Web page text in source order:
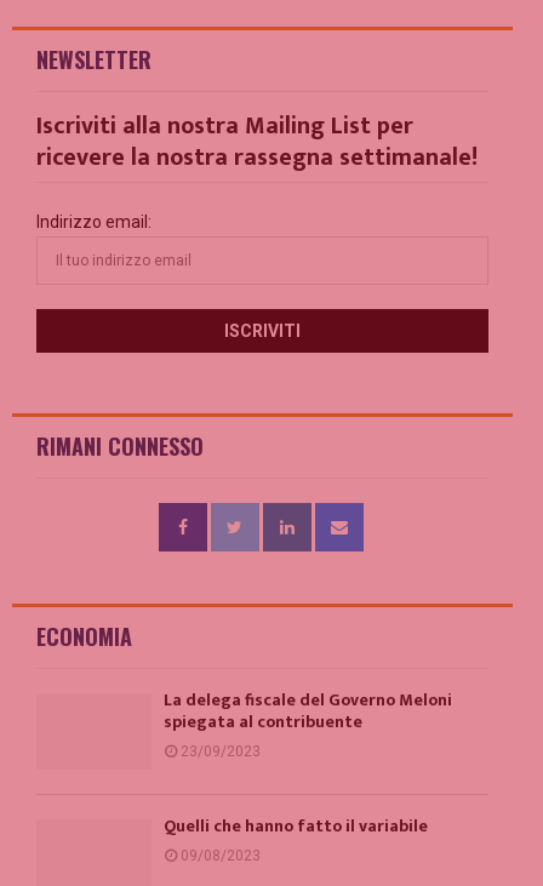
NEWSLETTER
Iscriviti alla nostra Mailing List per
ricevere la nostra rassegna settimanale!
Indirizzo email:
RIMANI CONNESSO
ECONOMIA
La delega fiscale del Governo Meloni
spiegata al contribuente
23/09/2023
Quelli che hanno fatto il variabile
09/08/2023